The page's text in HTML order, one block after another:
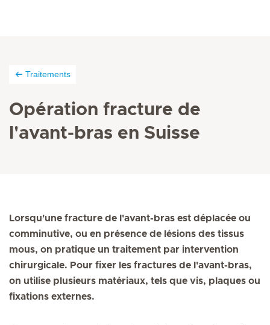
Traitements
Opération fracture de
l'avant-bras en Suisse
Lorsqu'une fracture de l'avant-bras est déplacée ou
comminutive, ou en présence de lésions des tissus
mous, on pratique un traitement par intervention
chirurgicale. Pour fixer les fractures de l'avant-bras,
on utilise plusieurs matériaux, tels que vis, plaques ou
fixations externes.